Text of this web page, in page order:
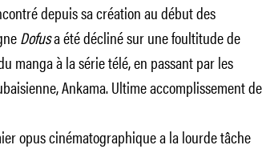
depuis sa création au début des
Dofusa été décliné sur une foultitude de
manga à la série télé, en passant par les
Ankama. Ultime accomplissement de
opus cinématographique a la lourde tâche